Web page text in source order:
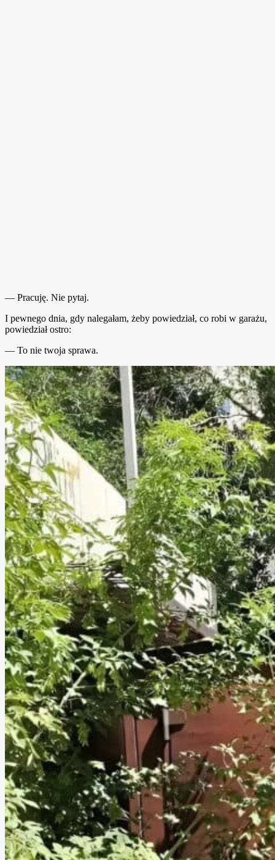
— Pracuję. Nie pytaj.
I pewnego dnia, gdy nalegałam, żeby powiedział, co robi w garażu,
powiedział ostro:
— To nie twoja sprawa.